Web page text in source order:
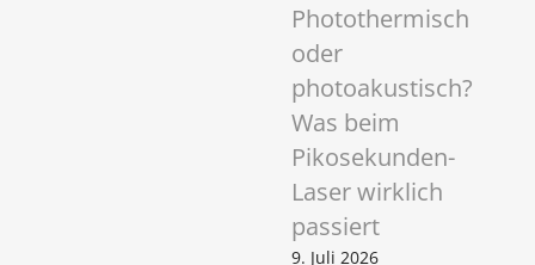
Photothermisch
oder
photoakustisch?
Was beim
Pikosekunden-
Laser wirklich
passiert
9. Juli 2026